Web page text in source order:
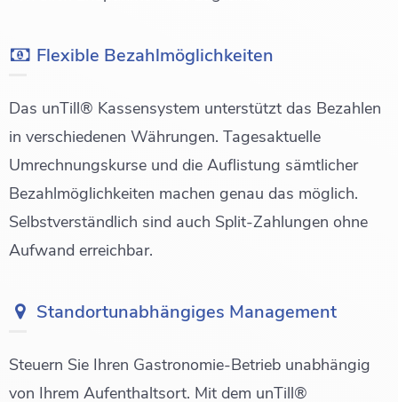
Flexible Bezahlmöglichkeiten
Das unTill® Kassensystem unterstützt das Bezahlen
in verschiedenen Währungen. Tagesaktuelle
Umrechnungskurse und die Auflistung sämtlicher
Bezahlmöglichkeiten machen genau das möglich.
Selbstverständlich sind auch Split-Zahlungen ohne
Aufwand erreichbar.
Standortunabhängiges Management
Steuern Sie Ihren Gastronomie-Betrieb unabhängig
von Ihrem Aufenthaltsort. Mit dem unTill®